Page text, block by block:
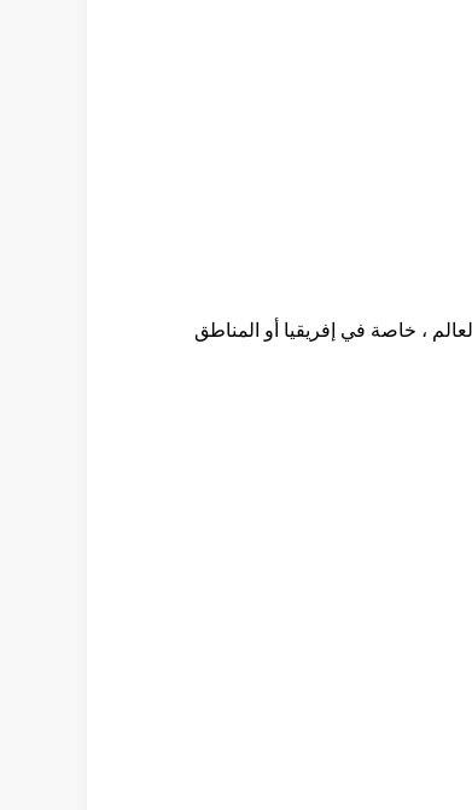
، خاصة في إفريقيا أو المناطق